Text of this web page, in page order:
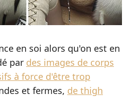
en soi alors qu'on est en
par des images de corps
à force d'être trop
et fermes, de thigh